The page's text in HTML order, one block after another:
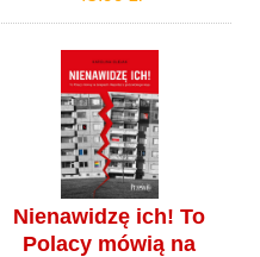
Nienawidzę ich! To
Polacy mówią na